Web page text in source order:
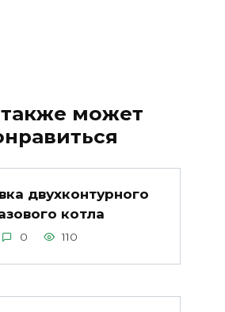
может
двухконтурного
котла
0 110